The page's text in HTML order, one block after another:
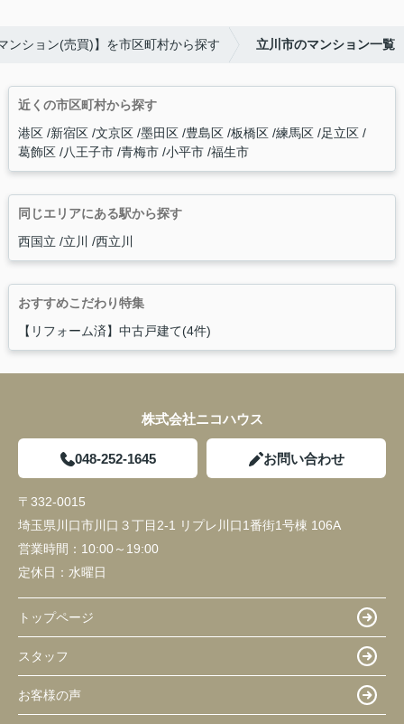
ンション(売買)】を市区町村から探す 立川市のマンション一覧
近くの市区町村から探す
港区 新宿区 文京区 墨田区 豊島区 板橋区 練馬区 足立区
葛飾区 八王子市 青梅市 小平市 福生市
同じエリアにある駅から探す
西国立 立川 西立川
おすすめこだわり特集
【リフォーム済】中古戸建て(4件)
株式会社ニコハウス
048-252-1645 お問い合わせ
〒332-0015
埼玉県川口市川口３丁目2-1 リプレ川口1番街1号棟 106A
営業時間： 10:00～19:00
定休日： 水曜日
トップページ
スタッフ
お客様の声